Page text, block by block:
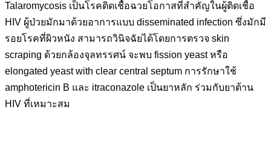
Talaromycosis เป็นโรคติดเชื้อฉวยโอกาสที่สำคัญในผู้ติดเชื้อ
HIV ผู้ป่วยมักมาด้วยอาการแบบ disseminated infection ซึ่งมักมี
รอยโรคที่ผิวหนัง สามารถวินิจฉัยได้โดยการตรวจ skin
scraping ด้วยกล้องจุลทรรศน์ จะพบ fission yeast หรือ
elongated yeast with clear central septum การรักษาใช้
amphotericin B และ itraconazole เป็นยาหลัก ร่วมกับยาต้าน
HIV ที่เหมาะสม